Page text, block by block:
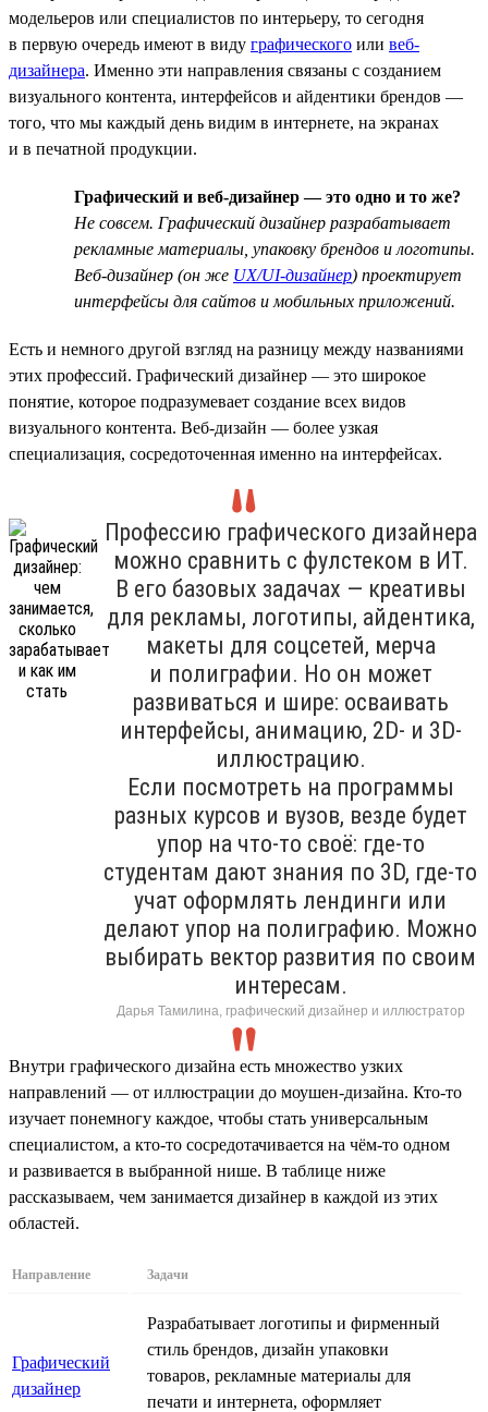
модельеров или специалистов по интерьеру, то сегодня
в первую очередь имеют в виду графического или веб-
дизайнера. Именно эти направления связаны с созданием
визуального контента, интерфейсов и айдентики брендов —
того, что мы каждый день видим в интернете, на экранах
и в печатной продукции.
Графический и веб-дизайнер — это одно и то же?
Не совсем. Графический дизайнер разрабатывает
рекламные материалы, упаковку брендов и логотипы.
Веб-дизайнер (он же UX/UI-дизайнер) проектирует
интерфейсы для сайтов и мобильных приложений.
Есть и немного другой взгляд на разницу между названиями
этих профессий. Графический дизайнер — это широкое
понятие, которое подразумевает создание всех видов
визуального контента. Веб-дизайн — более узкая
специализация, сосредоточенная именно на интерфейсах.
Профессию графического дизайнера
можно сравнить с фулстеком в ИТ.
В его базовых задачах — креативы
для рекламы, логотипы, айдентика,
макеты для соцсетей, мерча
и полиграфии. Но он может
развиваться и шире: осваивать
интерфейсы, анимацию, 2D- и 3D-
иллюстрацию.
Если посмотреть на программы
разных курсов и вузов, везде будет
упор на что-то своё: где-то
студентам дают знания по 3D, где-то
учат оформлять лендинги или
делают упор на полиграфию. Можно
выбирать вектор развития по своим
интересам.
Дарья Тамилина, графический дизайнер и иллюстратор
Внутри графического дизайна есть множество узких
направлений — от иллюстрации до моушен-дизайна. Кто-то
изучает понемногу каждое, чтобы стать универсальным
специалистом, а кто-то сосредотачивается на чём-то одном
и развивается в выбранной нише. В таблице ниже
рассказываем, чем занимается дизайнер в каждой из этих
областей.
Направление Задачи
Графический
дизайнер
Разрабатывает логотипы и фирменный
стиль брендов, дизайн упаковки
товаров, рекламные материалы для
печати и интернета, оформляет